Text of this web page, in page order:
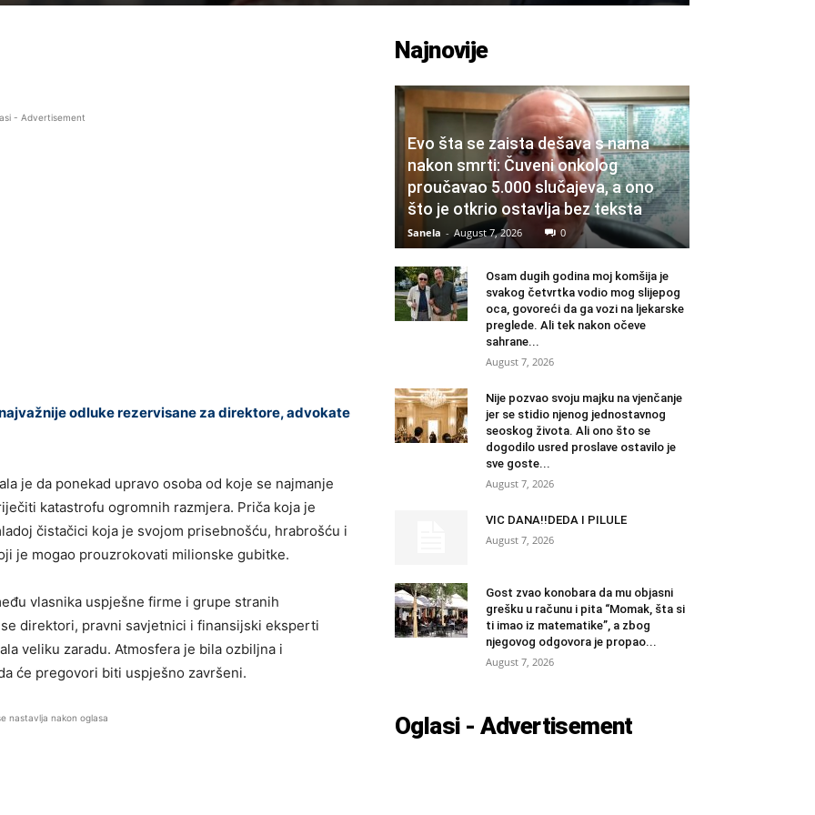
- Advertisement
odluke rezervisane za direktore, advokate
je da ponekad upravo osoba od koje se najmanje
katastrofu ogromnih razmjera. Priča koja je
čistačici koja je svojom prisebnošću, hrabrošću i
je mogao prouzrokovati milionske gubitke.
vlasnika uspješne firme i grupe stranih
direktori, pravni savjetnici i finansijski eksperti
veliku zaradu. Atmosfera je bila ozbiljna i
će pregovori biti uspješno završeni.
nastavlja nakon oglasa
Najnovije
Evo šta se zaista dešava s nama
nakon smrti: Čuveni onkolog
proučavao 5.000 slučajeva, a ono
što je otkrio ostavlja bez teksta
Sanela - August 7, 2026 0
Osam dugih godina moj komšija je
svakog četvrtka vodio mog slijepog
oca, govoreći da ga vozi na ljekarske
preglede. Ali tek nakon očeve
sahrane...
August 7, 2026
Nije pozvao svoju majku na vjenčanje
jer se stidio njenog jednostavnog
seoskog života. Ali ono što se
dogodilo usred proslave ostavilo je
sve goste...
August 7, 2026
VIC DANA!!DEDA I PILULE
August 7, 2026
Gost zvao konobara da mu objasni
grešku u računu i pita “Momak, šta si
ti imao iz matematike”, a zbog
njegovog odgovora je propao...
August 7, 2026
Oglasi - Advertisement